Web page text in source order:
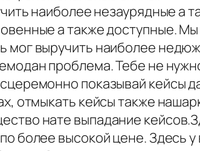
наиболее незаурядные а
а также доступные. Мы
мог выручить наиболее
проблема. Тебе не
показывай кейсы
отмыкать кейсы также
нате выпадание
более высокой цене. Здесь у